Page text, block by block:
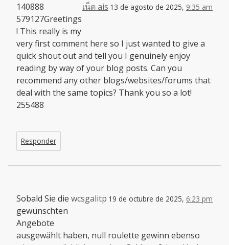
เน็ต ais 13 de agosto de 2025, 9:35 am
140888
579127Greetings
! This really is my
very first comment here so I just wanted to give a
quick shout out and tell you I genuinely enjoy
reading by way of your blog posts. Can you
recommend any other blogs/websites/forums that
deal with the same topics? Thank you so a lot!
255488
Responder
wcsgalitp 19 de octubre de 2025, 6:23 pm
Sobald Sie die
gewünschten
Angebote
ausgewählt haben, null roulette gewinn ebenso